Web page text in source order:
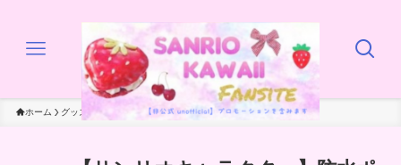
ホーム グッズ アウトドア